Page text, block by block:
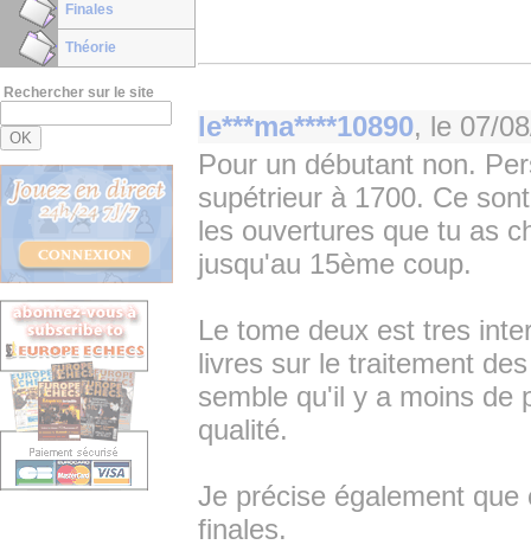
Finales
Théorie
Rechercher sur le site
le***ma****10890, le 07/
Pour un débutant non.
supétrieur à 1700. Ce
les ouvertures que tu as
jusqu'au 15ème coup.
Le tome deux est tres
livres sur le traitement
semble qu'il y a moins de
qualité.
Je précise également
finales.